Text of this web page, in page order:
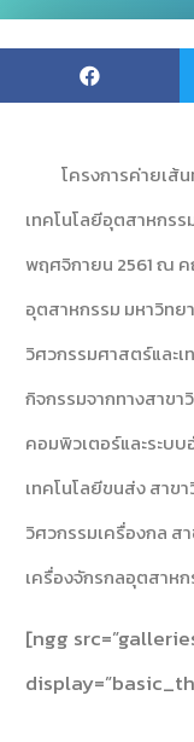
โครงการค่ายเส้น
เทคโนโลยีอุตสาหกรร
พฤศจิกายน 2561 ณ
อุตสาหกรรม มหาวิท
วิศวกรรมศาสตร์และ
กิจกรรมจากทางสาขา
คอมพิวเตอร์และระบ
เทคโนโลยีขนส่ง สาข
วิศวกรรมเครื่องกล ส
เครื่องจักรกลอุตสาห
[ngg